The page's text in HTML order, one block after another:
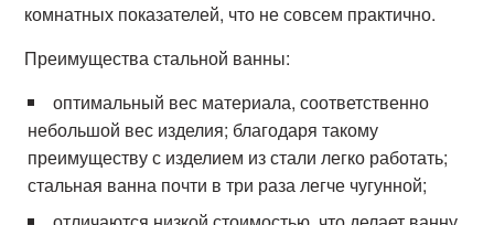
комнатных показателей, что не совсем практично.
Преимущества стальной ванны:
оптимальный вес материала, соответственно
небольшой вес изделия; благодаря такому
преимуществу с изделием из стали легко работать;
стальная ванна почти в три раза легче чугунной;